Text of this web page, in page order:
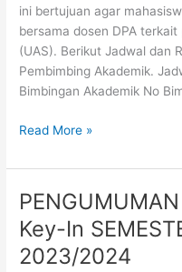
ini bertujuan agar
bersama dosen DPA
(UAS). Berikut Jadwal dan
Pembimbing Akademik.
Bimbingan Akademik No
Read More »
Key-In
2023/2024
PENGUMUMAN
PELAKSANAAN
Key-
In